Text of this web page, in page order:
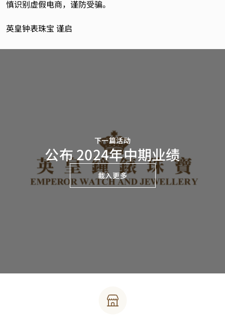
慎识别虚假电商，谨防受骗。
英皇钟表珠宝 谨启
下一篇活动
公布 2024年中期业绩
載入更多